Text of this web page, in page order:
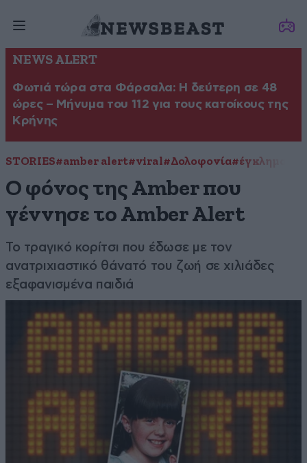
NEWS ALERT
Φωτιά τώρα στα Φάρσαλα: Η δεύτερη σε 48
ώρες – Μήνυμα του 112 για τους κατοίκους της
Κρήνης
STORIES#amber alert#viral#Δολοφονία#έγκλημα
Ο φόνος της Amber που
γέννησε το Amber Αlert
Το τραγικό κορίτσι που έδωσε με τον
ανατριχιαστικό θάνατό του ζωή σε χιλιάδες
εξαφανισμένα παιδιά